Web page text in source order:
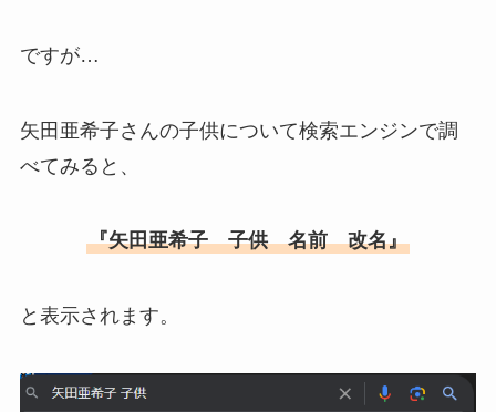
ですが…
矢田亜希子さんの子供について検索エンジンで調
べてみると、
『矢田亜希子 子供 名前 改名』
と表示されます。